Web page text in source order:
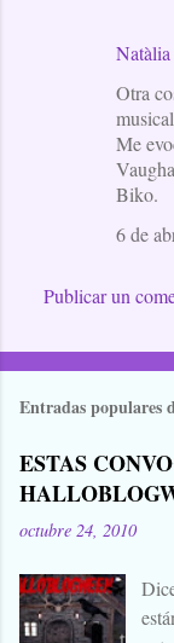
Otra
Me
Biko.
6 de
Publicar un
Entradas populares
ESTAS
octubre 24, 2010